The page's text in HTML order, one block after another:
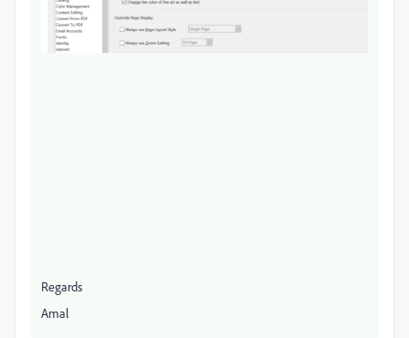
Regards
Amal